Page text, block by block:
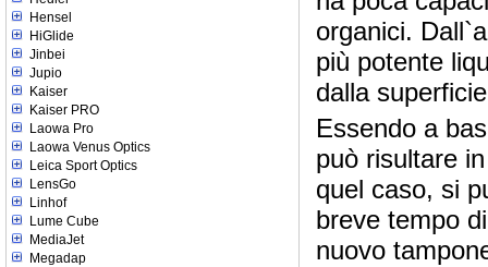
Hensel
HiGlide
Jinbei
Jupio
Kaiser
Kaiser PRO
Laowa Pro
Laowa Venus Optics
Leica Sport Optics
LensGo
Linhof
Lume Cube
MediaJet
Megadap
organici.
più potente
dalla
Essendo a
può risultare
quel caso, si
breve tempo
nuovo